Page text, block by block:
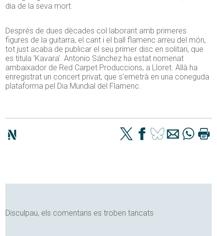
dia de la seva mort.
Després de dues dècades col·laborant amb primeres
figures de la guitarra, el cant i el ball flamenc arreu del món,
tot just acaba de publicar el seu primer disc en solitari, que
es titula ‘Kavara’. Antonio Sánchez ha estat nomenat
ambaixador de Red Carpet Produccions, a Lloret. Allà ha
enregistrat un concert privat, que s’emetrà en una coneguda
plataforma pel Dia Mundial del Flamenc.
Disculpau, els comentaris es troben tancats